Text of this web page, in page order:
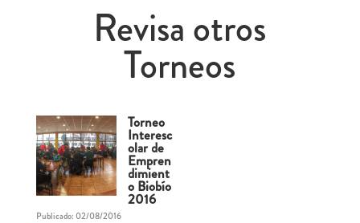
Revisa otros
Torneos
Torneo
Interesc
olar de
Empren
dimient
o Biobío
2016
Publicado: 02/08/2016